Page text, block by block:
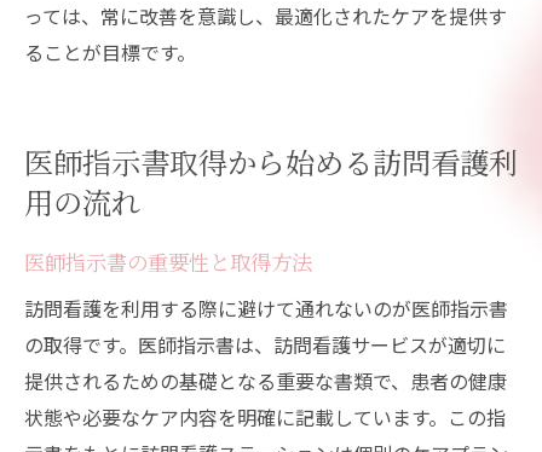
っては、常に改善を意識し、最適化されたケアを提供す
ることが目標です。
医師指示書取得から始める訪問看護利
用の流れ
医師指示書の重要性と取得方法
訪問看護を利用する際に避けて通れないのが医師指示書
の取得です。医師指示書は、訪問看護サービスが適切に
提供されるための基礎となる重要な書類で、患者の健康
状態や必要なケア内容を明確に記載しています。この指